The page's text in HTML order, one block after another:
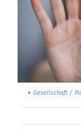
Gesellschaft /